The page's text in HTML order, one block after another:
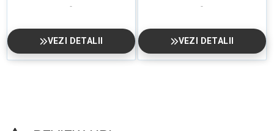
VEZI DETALII VEZI DETALII